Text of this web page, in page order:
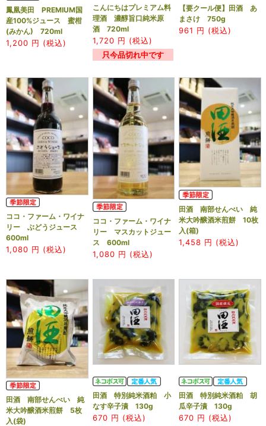
鳳凰美田 PREMIUM国
産100%ジュース 蜜柑
(みかん) 720ml
1,200 円 (税込)
こんにちはプレミアム料
理酒 濃醇旨口純米原
酒 720ml
1,720 円 (税込)
只今品切れ中です
【要クール便】田酒 あ
まさけ 750g
961 円 (税込)
ココ・ファーム・ワイナ
リー ぶどうジュース
600ml
1,080 円 (税込)
ココ・ファーム・ワイナ
リー マスカットジュー
ス 600ml
1,080 円 (税込)
田酒 南部せんべい 純
米大吟醸酒米煎餅 10枚
入(箱)
1,458 円 (税込)
田酒 南部せんべい 純
米大吟醸酒米煎餅 5枚
入(袋)
田酒 特別純米酒粕 小
なす辛子漬 130g
670 円 (税込)
田酒 特別純米酒粕 胡
瓜辛子漬 130g
670 円 (税込)